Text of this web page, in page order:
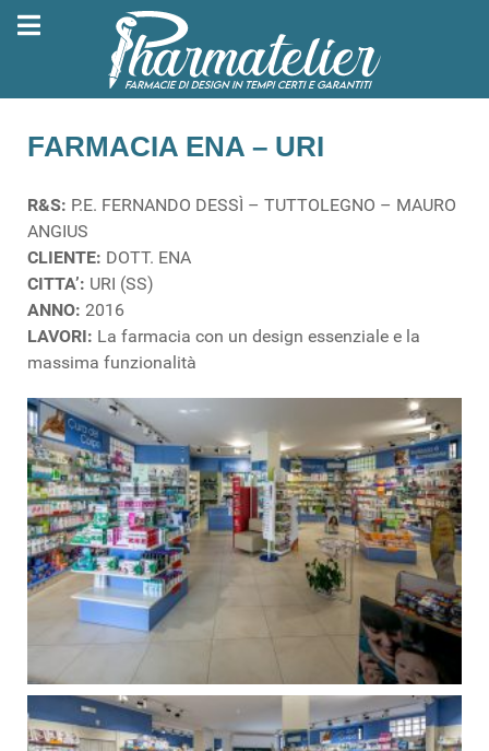
FARMACIA ENA – URI
R&S: P.E. FERNANDO DESSÌ – TUTTOLEGNO – MAURO
ANGIUS
CLIENTE: DOTT. ENA
CITTA’: URI (SS)
ANNO: 2016
LAVORI: La farmacia con un design essenziale e la
massima funzionalità